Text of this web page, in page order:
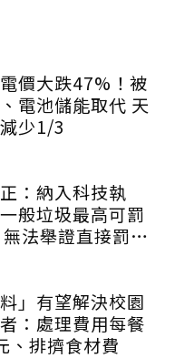
價大跌47%！被
電池儲能取代 天
少1/3
：納入科技執
般垃圾最高可罰
法舉證直接罰車
料」有望解決校園
：處理費用每餐
、排擠食材費